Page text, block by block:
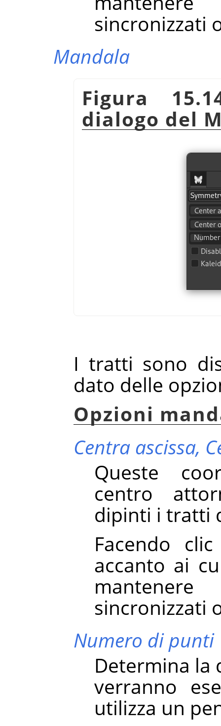
sincronizzati
Mandala
Figura
dialogo del
I tratti sono
dato delle
Opzioni
Centra ascissa,
Queste
centro
dipinti i tratti
Facendo
accanto ai
sincronizzati
Numero di punti
Determina la
verranno
utilizza un